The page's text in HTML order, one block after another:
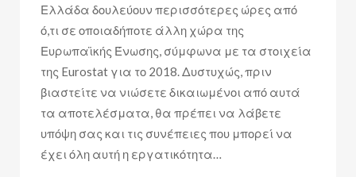
Ελλάδα δουλεύουν περισσότερες ώρες από
ό,τι σε οποιαδήποτε άλλη χώρα της
Ευρωπαϊκής Ένωσης, σύμφωνα με τα στοιχεία
της Eurostat για το 2018. Δυστυχώς, πριν
βιαστείτε να νιώσετε δικαιωμένοι από αυτά
τα αποτελέσματα, θα πρέπει να λάβετε
υπόψη σας και τις συνέπειες που μπορεί να
έχει όλη αυτή η εργατικότητα…